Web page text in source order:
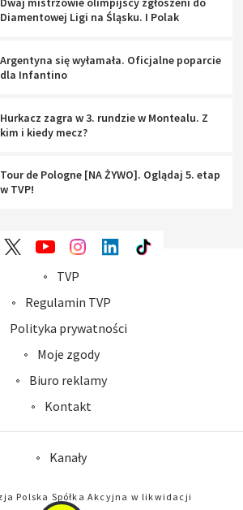
Diamentowej Ligi na Śląsku. I Polak
Argentyna się wyłamała. Oficjalne poparcie
dla Infantino
Hurkacz zagra w 3. rundzie w Montealu. Z
kim i kiedy mecz?
Tour de Pologne [NA ŻYWO]. Oglądaj 5. etap
w TVP!
TVP
Abonament TVP
Sklep TVP
Biuro Reklamy
Oferta Handlowa
Telegazeta ogłoszenia
Emisja w TVP
Rada Programowa
Regulamin TVP
Polityka prywatności
Moje zgody
Biuro reklamy
Kontakt
Kanały
Polska Spółka Akcyjna w likwidacji